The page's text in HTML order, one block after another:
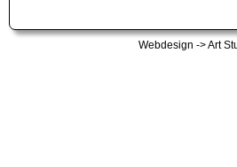
Webdesign -> Art